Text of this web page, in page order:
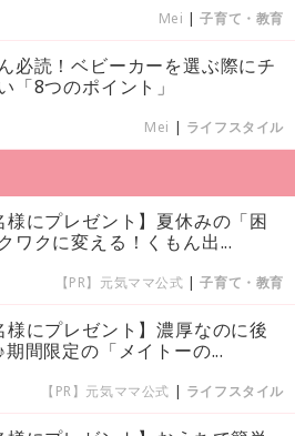
Mei |子育て・教育
必読！ベビーカーを選ぶ際にチ
「8つのポイント」
Mei | ライフスタイル
様にプレゼント】夏休みの「困
ワクに変える！くもん出...
【PR】元気ママ公式 |子育て・教育
様にプレゼント】濃厚なのに後
間限定の「メイトーの...
【PR】元気ママ公式 | ライフスタイル